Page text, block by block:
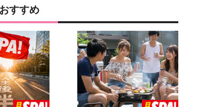
すすめ